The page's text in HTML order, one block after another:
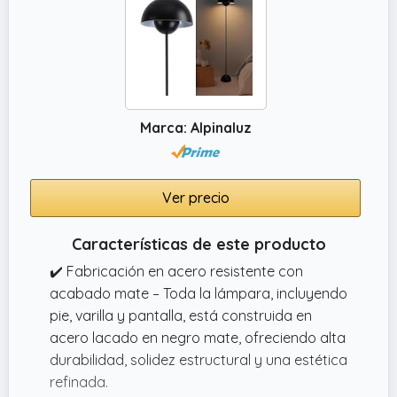
encender y apagar cada luz individualmente.
Puede iluminar completamente una
habitación, controlar la salida de luz o
centrarse en un área de su elección para
crear la solución de iluminación ideal para su
Marca: Alpinaluz
Ver precio
Características de este producto
✔️ Fabricación en acero resistente con
acabado mate – Toda la lámpara, incluyendo
pie, varilla y pantalla, está construida en
acero lacado en negro mate, ofreciendo alta
durabilidad, solidez estructural y una estética
refinada.